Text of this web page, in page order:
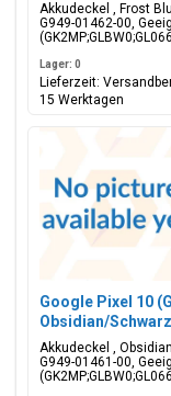
Akkudeckel , Frost
G949-01462-00,
Lager: 0
Lieferzeit:
15 Werktagen
Google Pixel 10
Obsidian/
Akkudeckel ,
G949-01461-00,